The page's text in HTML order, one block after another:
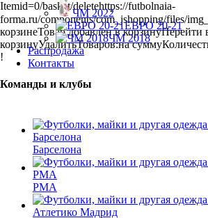
ЧМ 2022
ЕВРО 20-21
ЧМ 2018
Распродажа
Контакты
Itemid=0/basket/deletehttps://futbolnaia-
forma.ru/components/com_jshopping/files/
корзинеТовар добавлен в корзинуПерейти
корзинуУдалитьТоваров:на сумму
!
Команды и клубы
Барселона
РМА